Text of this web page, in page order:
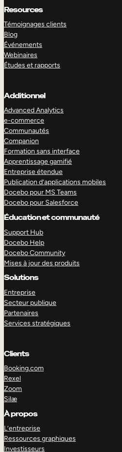
Resources
Témoignages clients
Blog
Événements
Webinaires
Études et rapports
Additionnel
Advanced Analytics
e-commerce
Communautés
Companion
Formation sans interface
Apprentissage gamifié
Entreprise étendue
Publication d’applications mobiles
Docebo pour MS Teams
Docebo pour Salesforce
Éducation et communauté
Support Hub
Docebo Help
Docebo Community
Mises à jour des produits
Solutions
Entreprise
Secteur publique
Partenaires
Services stratégiques
Clients
Booking.com
Rexel
Zoom
Silæ
À propos
L’entreprise
Ressources graphiques
Investisseurs